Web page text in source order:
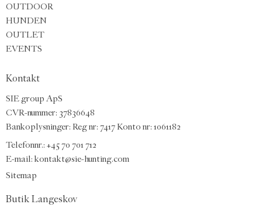
OUTDOOR
HUNDEN
OUTLET
EVENTS
Kontakt
SIE group ApS
CVR-nummer: 37836648
Bankoplysninger: Reg nr: 7417 Konto nr: 1061182
Telefonnr.: +45 70 701 712
E-mail: kontakt@sie-hunting.com
Sitemap
Butik Langeskov